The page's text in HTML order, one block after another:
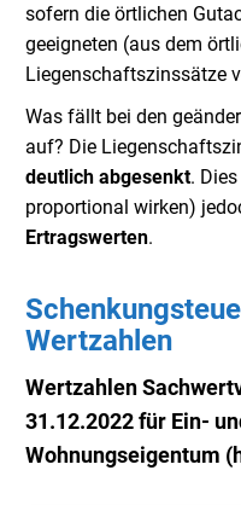
sofern die örtlichen
geeigneten (aus dem
Liegenschaftszinssätze
Was fällt bei den
auf? Die
deutlich abgesenkt.
proportional wirken)
Ertragswerten.
Wertzahlen
Wertzahlen
31.12.2022 für Ein-
Wohnungseigentum